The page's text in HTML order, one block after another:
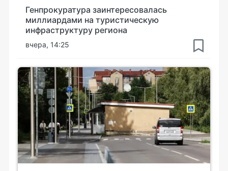
Генпрокуратура заинтересовалась
миллиардами на туристическую
инфраструктуру региона
вчера, 14:25